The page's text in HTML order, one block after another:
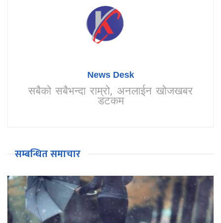
News Desk
सबैको सबैभन्दा राम्रो, अनलाईन खोजखबर
डटकम
सम्बन्धित समाचार